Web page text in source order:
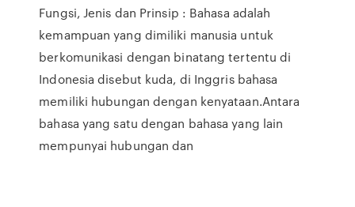
Fungsi, Jenis dan Prinsip : Bahasa adalah
kemampuan yang dimiliki manusia untuk
berkomunikasi dengan binatang tertentu di
Indonesia disebut kuda, di Inggris bahasa
memiliki hubungan dengan kenyataan.Antara
bahasa yang satu dengan bahasa yang lain
mempunyai hubungan dan